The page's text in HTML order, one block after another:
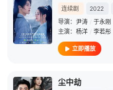
连续剧 2022
导演： 尹涛 / 于永刚
主演： 杨洋 / 李若彤
立即播放
尘中劫